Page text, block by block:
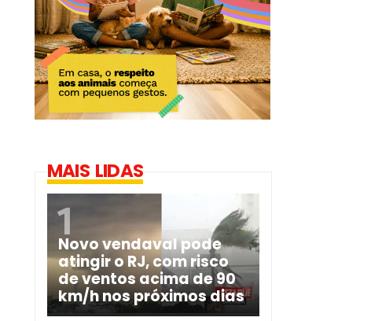
MAIS LIDAS
Novo vendaval pode
atingir o RJ, com risco
de ventos acima de 90
km/h nos próximos dias